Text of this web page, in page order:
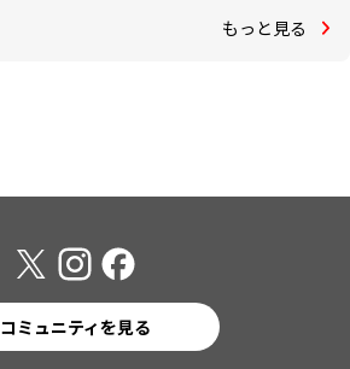
もっと見る
コミュニティを見る